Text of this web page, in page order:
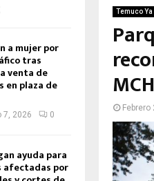
Temuco Ya
Febrero
a mujer por
tras
venta de
en plaza de
7, 2026 0
ayuda para
afectadas por